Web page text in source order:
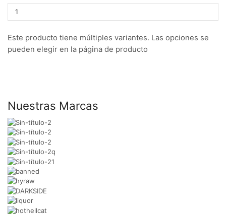
Este producto tiene múltiples variantes. Las opciones se
pueden elegir en la página de producto
Nuestras Marcas